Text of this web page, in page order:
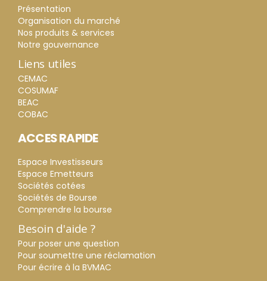
Présentation
Organisation du marché
Nos produits & services
Notre gouvernance
Liens utiles
CEMAC
COSUMAF
BEAC
COBAC
ACCES RAPIDE
Espace Investisseurs
Espace Emetteurs
Sociétés cotées
Sociétés de Bourse
Comprendre la bourse
Besoin d'aide ?
Pour poser une question
Pour soumettre une réclamation
Pour écrire à la BVMAC